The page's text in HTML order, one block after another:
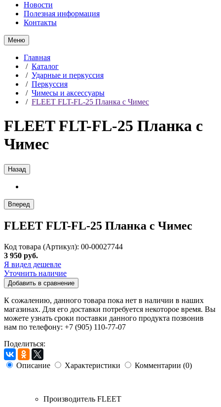
Новости
Полезная информация
Контакты
Меню
Главная
/ Каталог
/ Ударные и перкуссия
/ Перкуссия
/ Чимесы и аксессуары
/ FLEET FLT-FL-25 Планка с Чимес
FLEET FLT-FL-25 Планка с
Чимес
Назад
Вперед
FLEET FLT-FL-25 Планка с Чимес
Код товара (Артикул): 00-00027744
3 950 руб.
Я видел дешевле
Уточнить наличие
Добавить в сравнение
К сожалению, данного товара пока нет в наличии в наших
магазинах. Для его доставки потребуется некоторое время. Вы
можете узнать сроки поставки данного продукта позвонив
нам по телефону: +7 (905) 110-77-07
Поделиться:
Описание Характеристики Комментарии (0)
Производитель FLEET